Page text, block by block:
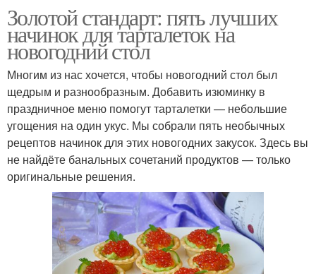
Золотой стандарт: пять лучших
начинок для тарталеток на
новогодний стол
Многим из нас хочется, чтобы новогодний стол был
щедрым и разнообразным. Добавить изюминку в
праздничное меню помогут тарталетки — небольшие
угощения на один укус. Мы собрали пять необычных
рецептов начинок для этих новогодних закусок. Здесь вы
не найдёте банальных сочетаний продуктов — только
оригинальные решения.